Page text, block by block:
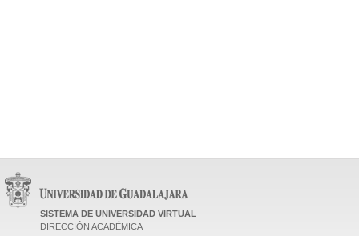
SISTEMA DE UNIVERSIDAD VIRTUAL
DIRECCIÓN ACADÉMICA